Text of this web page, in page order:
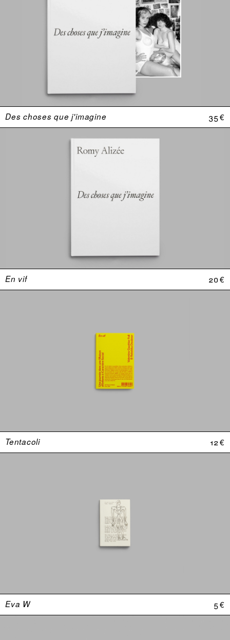
Des choses que j'imagine 35 €
En vif 20 €
Tentacoli 12 €
Eva W 5 €